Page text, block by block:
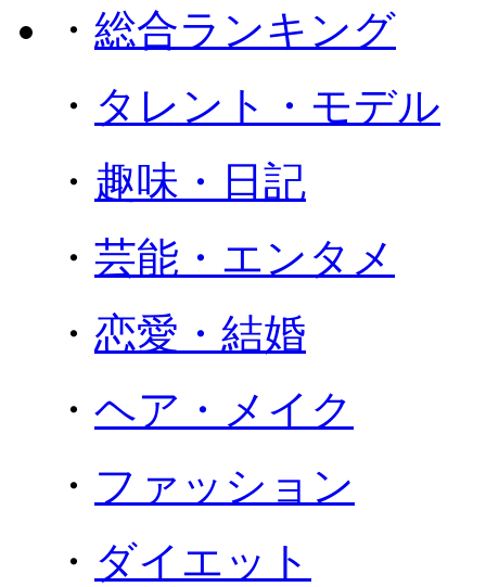
・ 総合ランキング
・ タレント・モデル
・ 趣味・日記
・ 芸能・エンタメ
・ 恋愛・結婚
・ ヘア・メイク
・ ファッション
・ ダイエット